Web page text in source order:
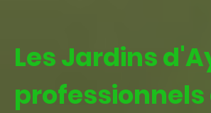
Les Jardins
professionnels